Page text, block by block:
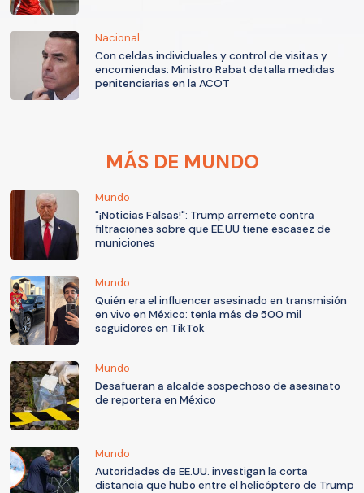
Nacional
Con celdas individuales y control de visitas y
encomiendas: Ministro Rabat detalla medidas
penitenciarias en la ACOT
MÁS DE MUNDO
Mundo
"¡Noticias Falsas!": Trump arremete contra
filtraciones sobre que EE.UU tiene escasez de
municiones
Mundo
Quién era el influencer asesinado en transmisión
en vivo en México: tenía más de 500 mil
seguidores en TikTok
Mundo
Desafueran a alcalde sospechoso de asesinato
de reportera en México
Mundo
Autoridades de EE.UU. investigan la corta
distancia que hubo entre el helicóptero de Trump